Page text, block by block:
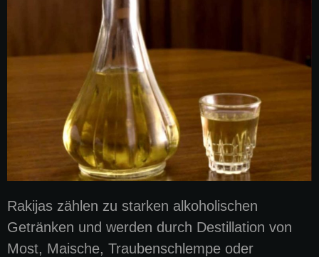
Rakijas zählen zu starken alkoholischen
Getränken und werden durch Destillation von
Most, Maische, Traubenschlempe oder